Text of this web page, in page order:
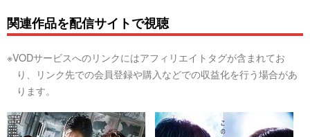
関連作品を配信サイトで視聴
※VODサービスへのリンクにはアフィリエイトタグが含まれてお
り、リンク先での会員登録や購入などでの収益化を行う場合があ
ります。